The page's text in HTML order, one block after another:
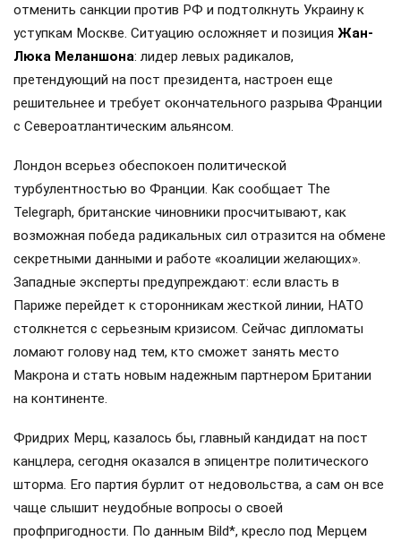
отменить санкции против РФ и подтолкнуть Украину к
уступкам Москве. Ситуацию осложняет и позиция Жан-
Люка Меланшона: лидер левых радикалов,
претендующий на пост президента, настроен еще
решительнее и требует окончательного разрыва Франции
с Североатлантическим альянсом.
Лондон всерьез обеспокоен политической
турбулентностью во Франции. Как сообщает The
Telegraph, британские чиновники просчитывают, как
возможная победа радикальных сил отразится на обмене
секретными данными и работе «коалиции желающих».
Западные эксперты предупреждают: если власть в
Париже перейдет к сторонникам жесткой линии, НАТО
столкнется с серьезным кризисом. Сейчас дипломаты
ломают голову над тем, кто сможет занять место
Макрона и стать новым надежным партнером Британии
на континенте.
Фридрих Мерц, казалось бы, главный кандидат на пост
канцлера, сегодня оказался в эпицентре политического
шторма. Его партия бурлит от недовольства, а сам он все
чаще слышит неудобные вопросы о своей
профпригодности. По данным Bild*, кресло под Мерцем